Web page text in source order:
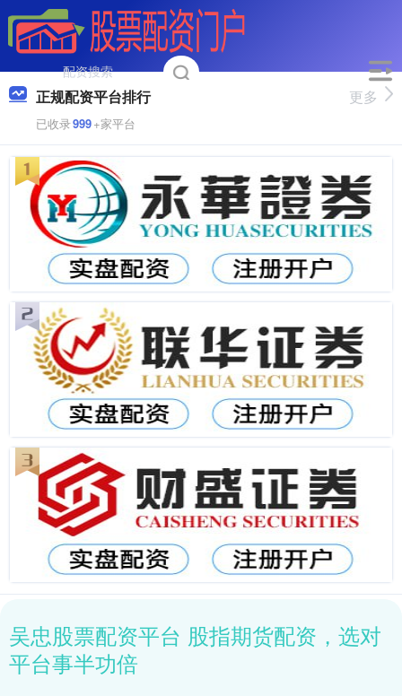
正规配资平台排行
已收录999+家平台
更多
吴忠股票配资平台 股指期货配资，选对
平台事半功倍